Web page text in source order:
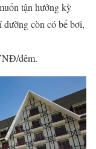
tận hưởng kỳ
còn có bể bơi,
đêm.